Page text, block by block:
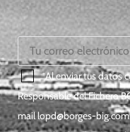
*Al enviar tus datos
Responsable del Fichero
maillopd@borges-big.com